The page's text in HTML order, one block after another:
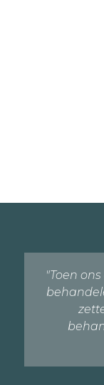
"Toen